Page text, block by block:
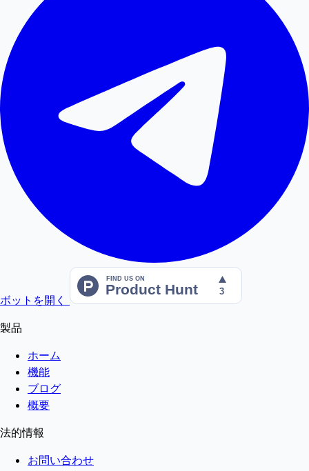
ボットを開く
製品
ホーム
機能
ブログ
概要
法的情報
お問い合わせ